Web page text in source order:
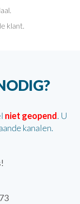
klant.
niet geopend. U
kanalen.